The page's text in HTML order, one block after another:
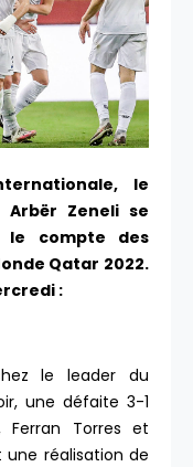
le
Zeneli se
le compte des
Qatar 2022.
:
le leader du
une défaite 3-1
Torres et
réalisation de